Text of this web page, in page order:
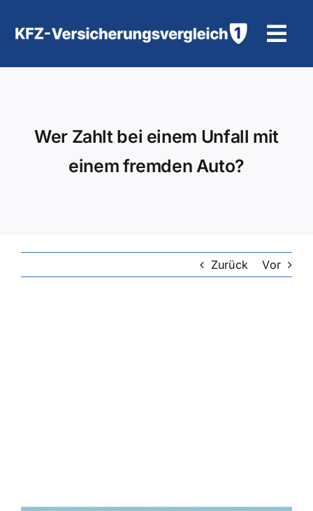
Inhalt
Hilfe und Kontakt
Wer Zahlt bei einem Unfall mit
einem fremden Auto?
Zurück Vor